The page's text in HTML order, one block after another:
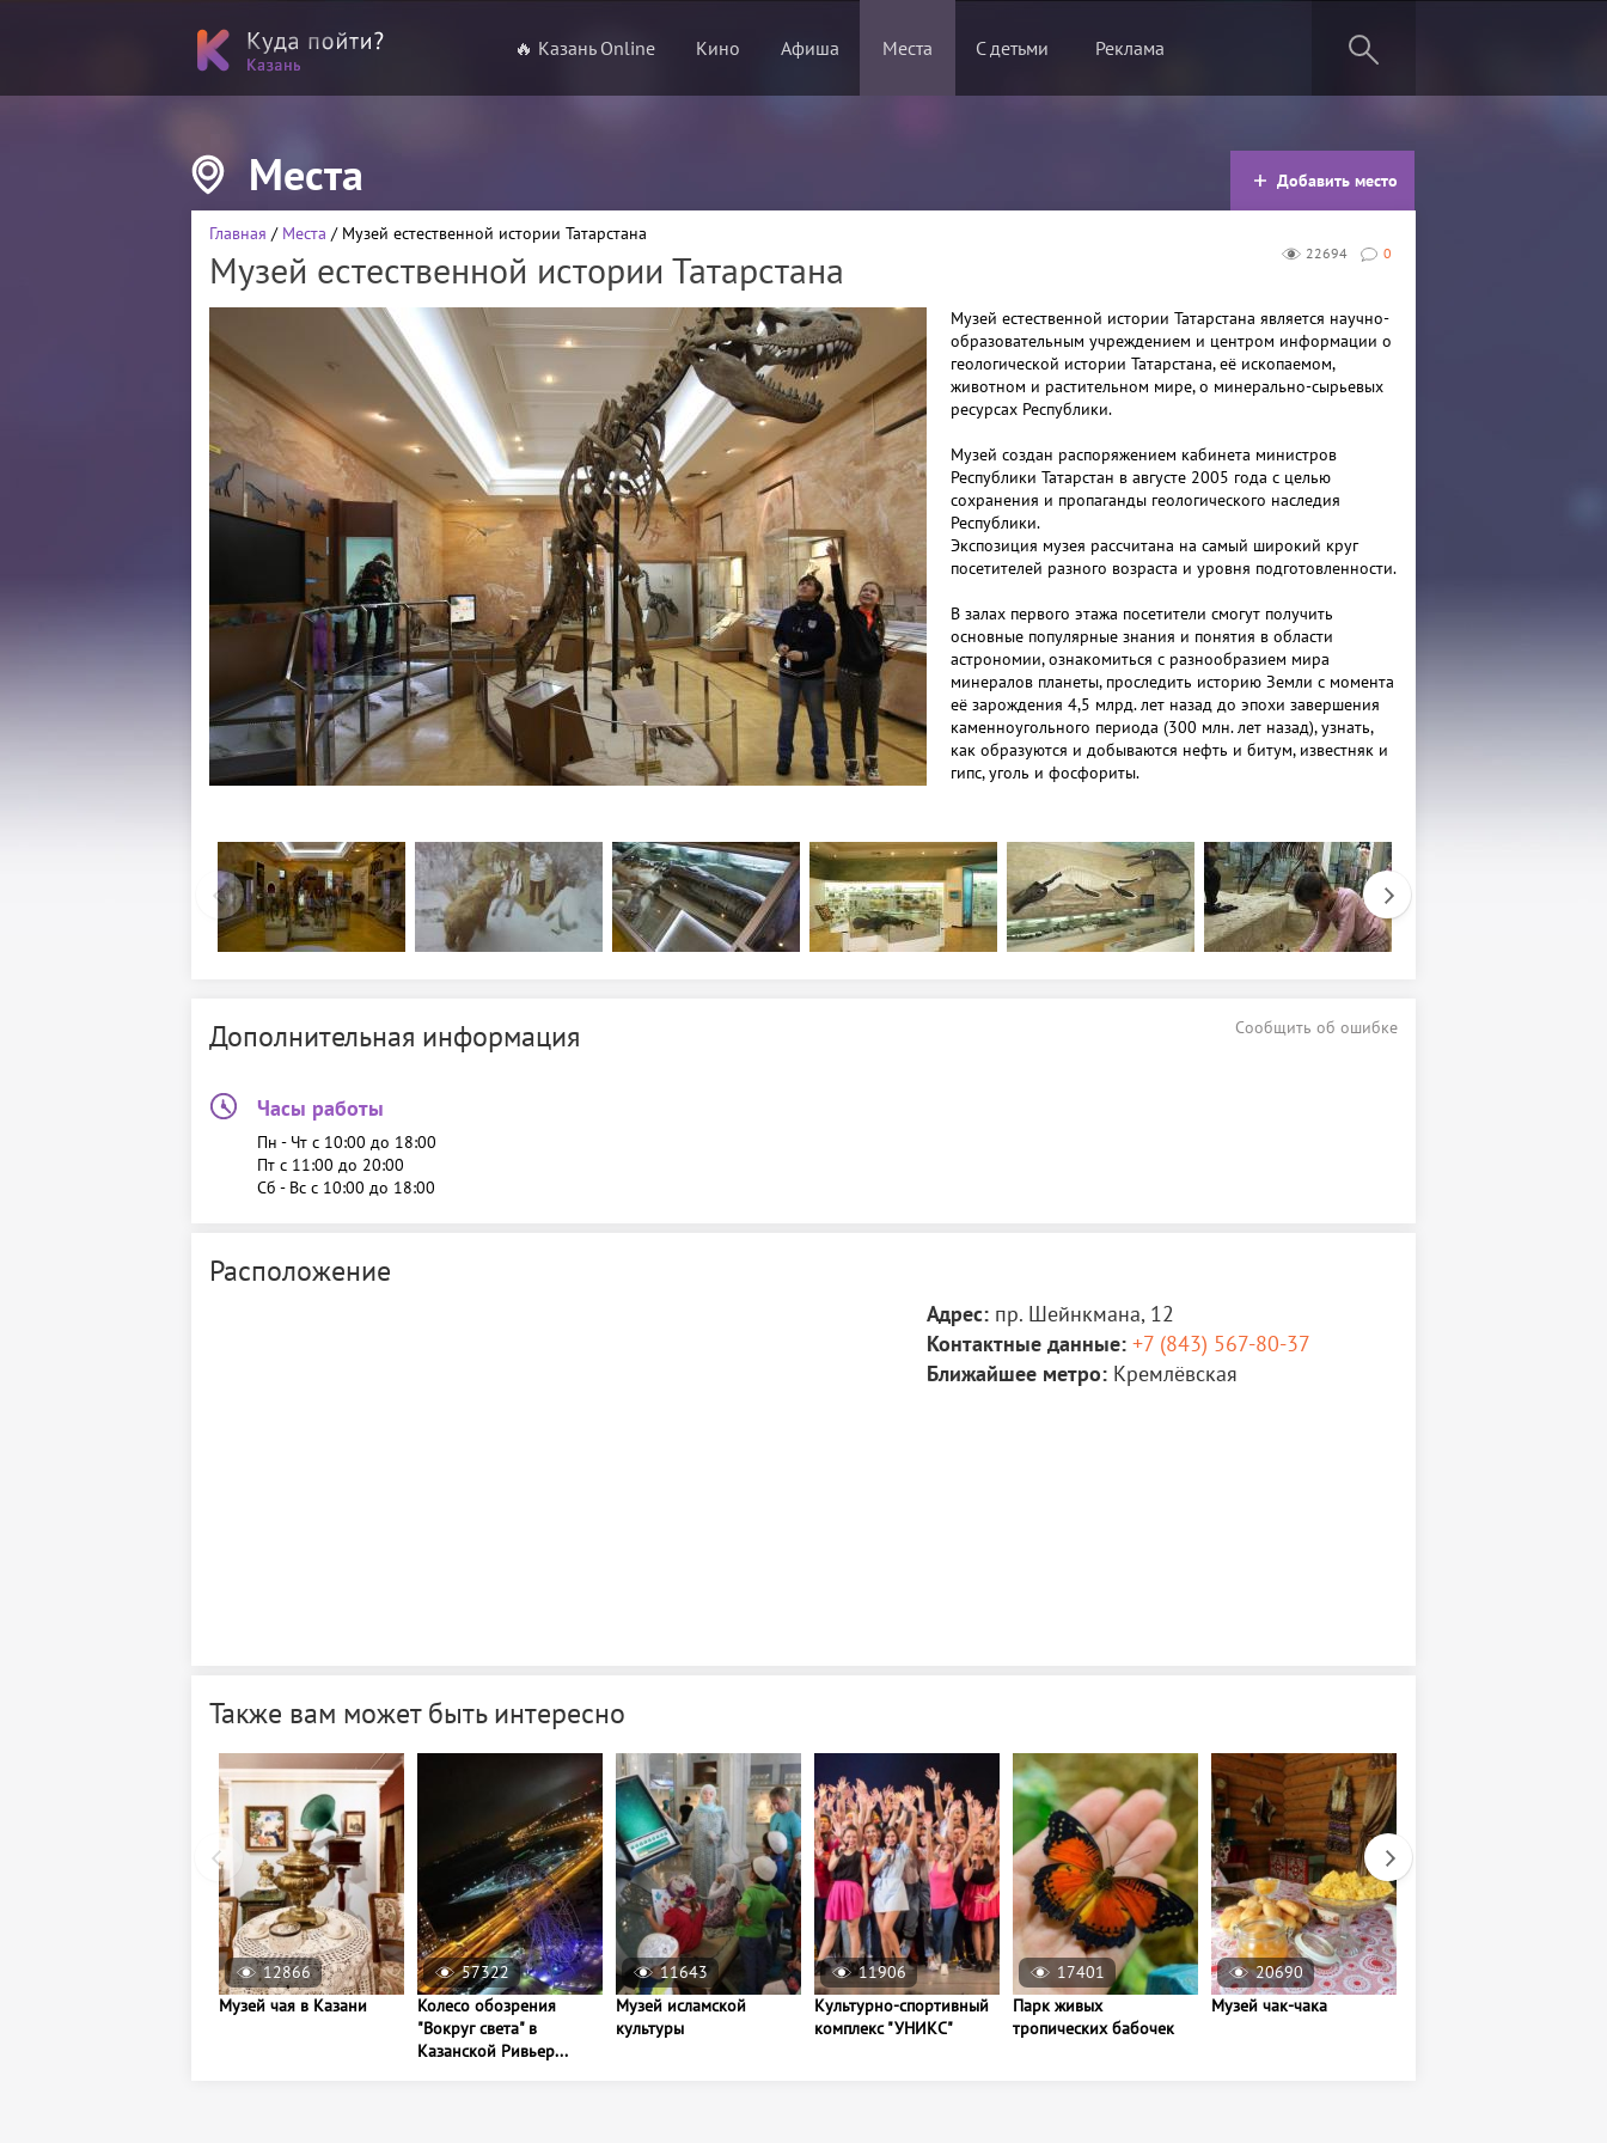
🔥 Казань Online Кино Афиша Места С детьми Реклама
Места Добавить место
0
22694
Главная / Места / Музей естественной истории Татарстана
Музей естественной истории Татарстана
Музей естественной истории Татарстана является научно-
образовательным учреждением и центром информации о
геологической истории Татарстана, её ископаемом,
животном и растительном мире, о минерально-сырьевых
ресурсах Республики.
Музей создан распоряжением кабинета министров
Республики Татарстан в августе 2005 года с целью
сохранения и пропаганды геологического наследия
Республики.
Экспозиция музея рассчитана на самый широкий круг
посетителей разного возраста и уровня подготовленности.
В залах первого этажа посетители смогут получить
основные популярные знания и понятия в области
астрономии, ознакомиться с разнообразием мира
минералов планеты, проследить историю Земли с момента
её зарождения 4,5 млрд. лет назад до эпохи завершения
каменноугольного периода (300 млн. лет назад), узнать,
как образуются и добываются нефть и битум, известняк и
гипс, уголь и фосфориты.
экспозиция, посвященная истории и эволюции
позвоночных, с момента появления первых рыбообразных
до современного человека..
Для получения дополнительной информации
предусмотрены интерактивные компьютерные блоки.
Сообщить об ошибке
Дополнительная информация
Часы работы
Пн - Чт c 10:00 до 18:00
Пт c 11:00 до 20:00
Сб - Вс c 10:00 до 18:00
Расположение
Адрес: пр. Шейнкмана, 12
Контактные данные: +7 (843) 567-80-37
Ближайшее метро: Кремлёвская
Также вам может быть интересно
12866
Музей чая в Казани
57322
Колесо обозрения
"Вокруг света" в
Казанской Ривьер...
11643
Музей исламской
культуры
11906
Культурно-спортивный
комплекс "УНИКС"
17401
Парк живых
тропических бабочек
20690
Музей чак-чака